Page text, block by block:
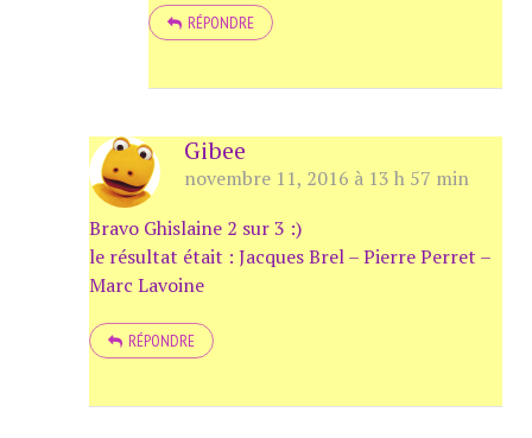
RÉPONDRE
Gibee
novembre 11, 2016 à 13 h 57 min
Bravo Ghislaine 2 sur 3 :)
le résultat était : Jacques Brel – Pierre Perret –
Marc Lavoine
RÉPONDRE